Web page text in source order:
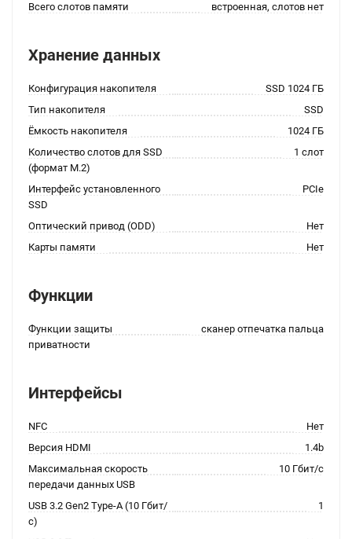
Всего слотов памяти встроенная, слотов нет
Хранение данных
Конфигурация накопителя
SSD 1024 ГБ
Тип накопителя
SSD
Ёмкость накопителя
1024 ГБ
Количество слотов для SSD
(формат M.2)
1 слот
Интерфейс установленного
SSD
PCIe
Оптический привод (ODD)
Нет
Карты памяти
Нет
Функции
Функции защиты
приватности
сканер отпечатка пальца
Интерфейсы
NFC
Нет
Версия HDMI
1.4b
Максимальная скорость
передачи данных USB
10 Гбит/с
USB 3.2 Gen2 Type-A (10 Гбит/
с)
1